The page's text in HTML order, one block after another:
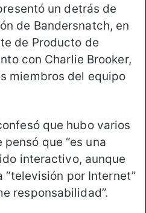
un detrás de
de Bandersnatch, en
de Producto de
con Charlie Brooker,
miembros del equipo
que hubo varios
que “es una
interactivo, aunque
por Internet”
responsabilidad”.